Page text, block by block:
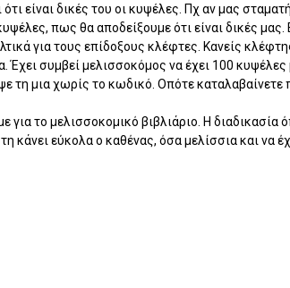
ότι είναι δικές του οι κυψέλες. Πχ αν μας
πως θα αποδείξουμε ότι είναι δικές
για τους επίδοξους κλέφτες. Κανείς
Έχει συμβεί μελισσοκόμος να έχει 100
τη μια χωρίς το κωδικό. Οπότε καταλαβαίνετε
για το μελισσοκομικό βιβλιάριο. Η διαδικασία
κάνει εύκολα ο καθένας, όσα μελίσσια και να